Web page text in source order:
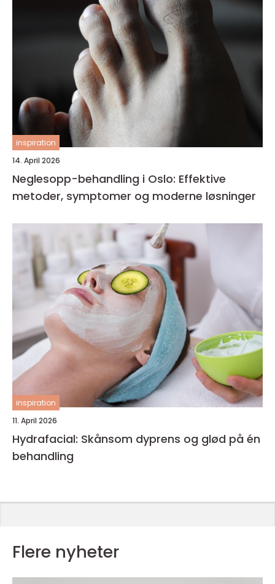
inspiration
14. April 2026
Neglesopp-behandling i Oslo: Effektive
metoder, symptomer og moderne løsninger
inspiration
11. April 2026
Hydrafacial: Skånsom dyprens og glød på én
behandling
Flere nyheter